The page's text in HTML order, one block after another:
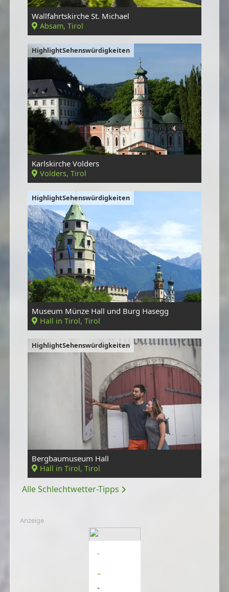
Wallfahrtskirche St. Michael
Absam, Tirol
HighlightSehenswürdigkeiten
Karlskirche Volders
Volders, Tirol
HighlightSehenswürdigkeiten
Museum Münze Hall und Burg Hasegg
Hall in Tirol, Tirol
HighlightSehenswürdigkeiten
Bergbaumuseum Hall
Hall in Tirol, Tirol
Alle Schlechtwetter-Tipps
Anzeige
-
-
-